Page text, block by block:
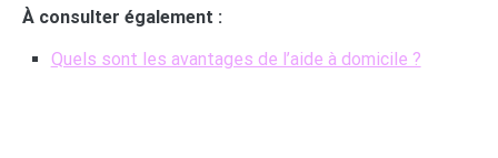
À consulter également :
Quels sont les avantages de l’aide à domicile ?